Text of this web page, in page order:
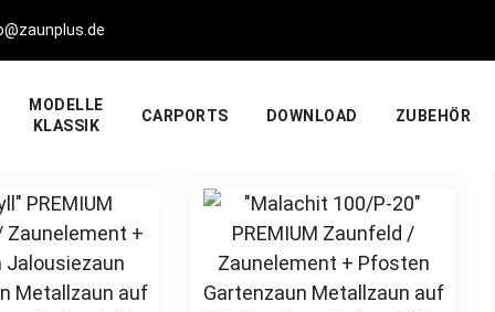
MODELLE
KLASSIK
CARPORTS DOWNLOAD ZUBEHÖR